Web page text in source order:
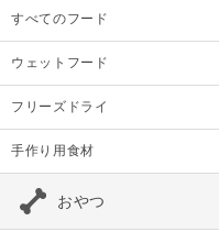
すべてのフード
ウェットフード
フリーズドライ
手作り用食材
おやつ